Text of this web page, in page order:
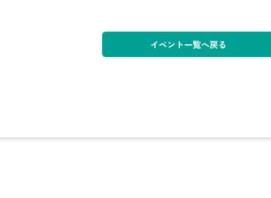
イベント一覧へ戻る